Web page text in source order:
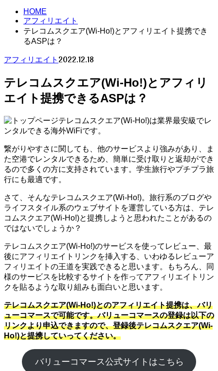
HOME
アフィリエイト
テレコムスクエア(Wi-Ho!)とアフィリエイト提携でき
るASPは？
アフィリエイト 2022.12.18
テレコムスクエア(Wi-Ho!)とアフィリ
エイト提携できるASPは？
テレコムスクエア(Wi-Ho!)は業界最安級でレ
ンタルできる海外WiFiです。
繋がりやすさに関しても、他のサービスより強みがあり、ま
た空港でレンタルできるため、簡単に受け取りと返却ができ
るので多くの方に支持されています。学生旅行やプチプラ旅
行にも最適です。
さて、そんなテレコムスクエア(Wi-Ho!)。旅行系のブログや
ライフスタイル系のウェブサイトを運営している方は、テレ
コムスクエア(Wi-Ho!)と提携しようと思われたことがあるの
ではないでしょうか？
テレコムスクエア(Wi-Ho!)のサービスを使ってレビュー、最
後にアフィリエイトリンクを挿入する、いわゆるレビューア
フィリエイトの王道を実践できると思います。もちろん、同
様のサービスを比較するサイトを作ってアフィリエイトリン
クを貼るような取り組みも面白いと思います。
テレコムスクエア(Wi-Ho!)とのアフィリエイト提携は、バリ
ューコマースで可能です。バリューコマースの登録は以下の
リンクより申込できますので、登録後テレコムスクエア(Wi-
Ho!)と提携していってください。
バリューコマース公式サイトはこちら